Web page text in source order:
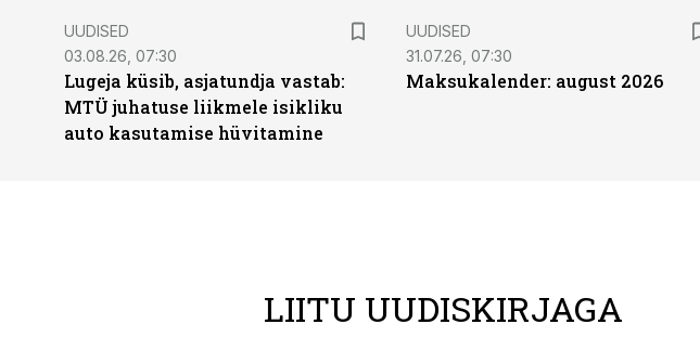
UUDISED
03.08.26, 07:30
Lugeja küsib, asjatundja vastab:
MTÜ juhatuse liikmele isikliku
auto kasutamise hüvitamine
UUDISED
31.07.26, 07:30
Maksukalender: august 2026
LIITU UUDISKIRJAGA